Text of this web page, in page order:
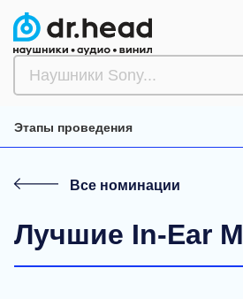
Этапы проведения
Все номинации
Лучшие In-Ear